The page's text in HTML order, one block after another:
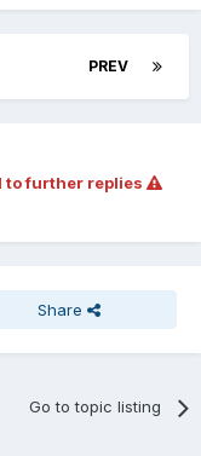
PREV
This topic is now closed to further replies.
Share
Go to topic listing